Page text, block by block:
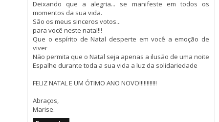
Deixando que a alegria... se manifeste em todos os
momentos da sua vida.
São os meus sinceros votos...
para você neste natal!!!
Que o espírito de Natal desperte em você a emoção de
viver
Não permita que o Natal seja apenas a ilusão de uma noite
Espalhe durante toda a sua vida a luz da solidariedade
FELIZ NATAL E UM ÓTIMO ANO NOVO!!!!!!!!!!!!
Abraços,
Marise.